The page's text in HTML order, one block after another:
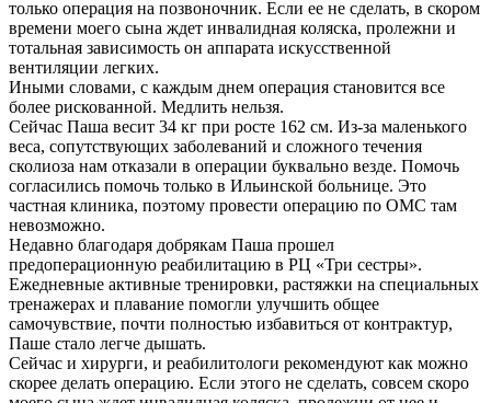
только операция на позвоночник. Если ее не сделать, в скором
времени моего сына ждет инвалидная коляска, пролежни и
тотальная зависимость он аппарата искусственной
вентиляции легких.
Иными словами, с каждым днем операция становится все
более рискованной. Медлить нельзя.
Сейчас Паша весит 34 кг при росте 162 см. Из-за маленького
веса, сопутствующих заболеваний и сложного течения
сколиоза нам отказали в операции буквально везде. Помочь
согласились помочь только в Ильинской больнице. Это
частная клиника, поэтому провести операцию по ОМС там
невозможно.
Недавно благодаря добрякам Паша прошел
предоперационную реабилитацию в РЦ «Три сестры».
Ежедневные активные тренировки, растяжки на специальных
тренажерах и плавание помогли улучшить общее
самочувствие, почти полностью избавиться от контрактур,
Паше стало легче дышать.
Сейчас и хирурги, и реабилитологи рекомендуют как можно
скорее делать операцию. Если этого не сделать, совсем скоро